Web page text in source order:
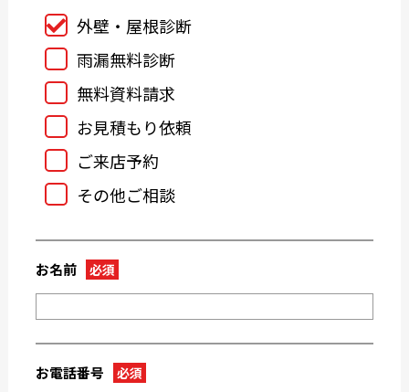
2024-08
2024-06
2024-04
2024-02
2023-12
2023-10
2023-08
2023-01
2022-09
2022-08
2022-07
外壁・屋根診断
雨漏無料診断
無料資料請求
お見積もり依頼
ご来店予約
その他ご相談
お名前 必須
お電話番号 必須